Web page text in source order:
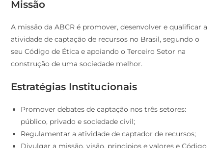
Missão
A missão da ABCR é promover, desenvolver e qualificar a
atividade de captação de recursos no Brasil, segundo o
seu Código de Ética e apoiando o Terceiro Setor na
construção de uma sociedade melhor.
Estratégias Institucionais
Promover debates de captação nos três setores:
público, privado e sociedade civil;
Regulamentar a atividade de captador de recursos;
Divulgar a missão, visão, princípios e valores e Código